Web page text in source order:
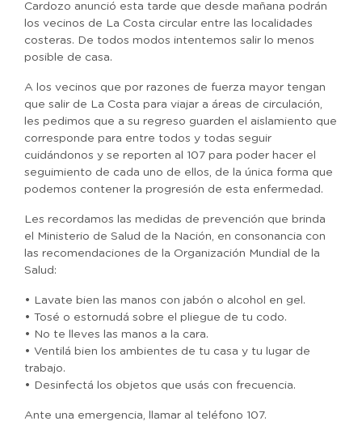
Cardozo anunció esta tarde que desde mañana podrán
los vecinos de La Costa circular entre las localidades
costeras. De todos modos intentemos salir lo menos
posible de casa.
A los vecinos que por razones de fuerza mayor tengan
que salir de La Costa para viajar a áreas de circulación,
les pedimos que a su regreso guarden el aislamiento que
corresponde para entre todos y todas seguir
cuidándonos y se reporten al 107 para poder hacer el
seguimiento de cada uno de ellos, de la única forma que
podemos contener la progresión de esta enfermedad.
Les recordamos las medidas de prevención que brinda
el Ministerio de Salud de la Nación, en consonancia con
las recomendaciones de la Organización Mundial de la
Salud:
• Lavate bien las manos con jabón o alcohol en gel.
• Tosé o estornudá sobre el pliegue de tu codo.
• No te lleves las manos a la cara.
• Ventilá bien los ambientes de tu casa y tu lugar de
trabajo.
• Desinfectá los objetos que usás con frecuencia.
Ante una emergencia, llamar al teléfono 107.